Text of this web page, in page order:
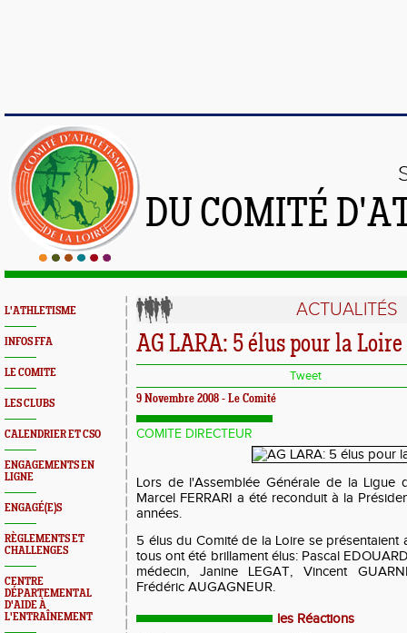
DU COMITÉ
L'ATHLETISME
INFOS FFA
LE COMITE
LES CLUBS
CALENDRIER ET CSO
ENGAGEMENTS EN
LIGNE
ENGAGÉ(E)S
RÈGLEMENTS ET
CHALLENGES
CENTRE
DÉPARTEMENTAL
D'AIDE À
L'ENTRAÎNEMENT
ACTUALITÉS
AG LARA: 5 élus pour la Loire
Tweet
9 Novembre 2008 - Le Comité
COMITE DIRECTEUR
Lors de l'Assemblée Générale de la Ligue
Marcel FERRARI a été reconduit à la
années.
5 élus du Comité de la Loire se présentaient
tous ont été brillament élus: Pascal
médecin, Janine LEGAT, Vincent
Frédéric AUGAGNEUR.
les Réactions